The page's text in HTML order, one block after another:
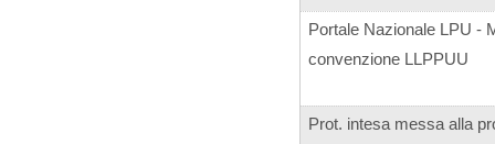
Portale Nazionale LPU -
convenzione LLPPUU
Prot. intesa messa alla